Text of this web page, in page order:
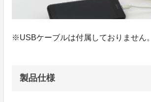
※USBケーブルは付属しておりません。
製品仕様